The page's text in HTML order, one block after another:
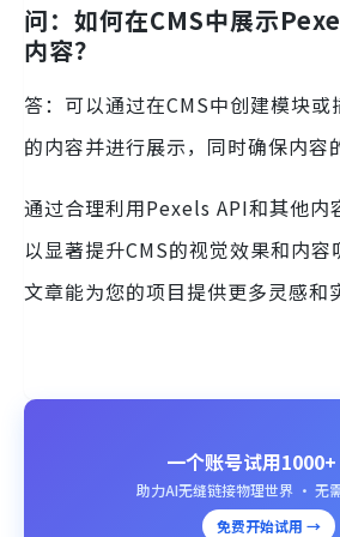
问：如何在CMS中展示
内容？
答：可以通过在CMS中创建模块或
的内容并进行展示，同时确保内容
通过合理利用Pexels API和其他内
以显著提升CMS的视觉效果和内
文章能为您的项目提供更多灵感和
一个账号试用1000+
助力AI无缝链接物理世界 · 无
免费开始试用 →